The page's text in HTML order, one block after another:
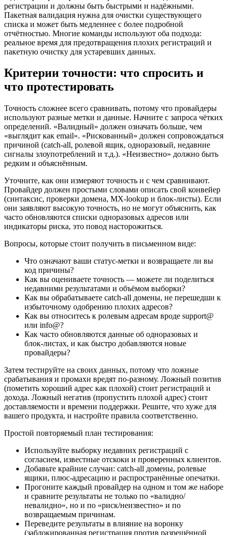
регистрации и должны быть быстрыми и надёжными.
Пакетная валидация нужна для очистки существующего
списка и может быть медленнее с более подробной
отчётностью. Многие команды используют оба подхода:
реальное время для предотвращения плохих регистраций и
пакетную очистку для устаревших данных.
Критерии точности: что спросить и
что протестировать
Точность сложнее всего сравнивать, потому что провайдеры
используют разные метки и данные. Начните с запроса чётких
определений. «Валидный» должен означать больше, чем
«выглядит как email». «Рискованный» должен сопровождаться
причиной (catch‑all, ролевой ящик, одноразовый, недавние
сигналы злоупотреблений и т.д.). «Неизвестно» должно быть
редким и объяснённым.
Уточните, как они измеряют точность и с чем сравнивают.
Провайдер должен простыми словами описать свой конвейер
(синтаксис, проверки домена, MX‑lookup и блок‑листы). Если
они заявляют высокую точность, но не могут объяснить, как
часто обновляются списки одноразовых адресов или
индикаторы риска, это повод насторожиться.
Вопросы, которые стоит получить в письменном виде:
Что означают ваши статус‑метки и возвращаете ли вы
код причины?
Как вы оцениваете точность — можете ли поделиться
недавними результатами и объёмом выборки?
Как вы обрабатываете catch‑all домены, не перешедши к
избыточному одобрению плохих адресов?
Как вы относитесь к ролевым адресам вроде support@
или info@?
Как часто обновляются данные об одноразовых и
блок‑листах, и как быстро добавляются новые
провайдеры?
Затем тестируйте на своих данных, потому что ложные
срабатывания и промахи вредят по‑разному. Ложный позитив
(пометить хороший адрес как плохой) стоит регистраций и
дохода. Ложный негатив (пропустить плохой адрес) стоит
доставляемости и времени поддержки. Решите, что хуже для
вашего продукта, и настройте правила соответственно.
Простой повторяемый план тестирования:
Используйте выборку недавних регистраций с
согласием, известные отскоки и проверенных клиентов.
Добавьте крайние случаи: catch‑all домены, ролевые
ящики, плюс‑адресацию и распространённые опечатки.
Прогоните каждый провайдер на одном и том же наборе
и сравните результаты не только по «валидно/
невалидно», но и по «риск/неизвестно» и по
возвращаемым причинам.
Переведите результаты в влияние на воронку
(заблокированная регистрация против разрешённой